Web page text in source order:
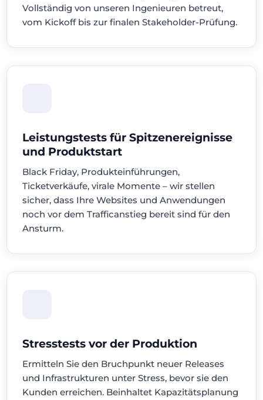
Vollständig von unseren Ingenieuren betreut,
vom Kickoff bis zur finalen Stakeholder-Prüfung.
Leistungstests für Spitzenereignisse
und Produktstart
Black Friday, Produkteinführungen,
Ticketverkäufe, virale Momente – wir stellen
sicher, dass Ihre Websites und Anwendungen
noch vor dem Trafficanstieg bereit sind für den
Ansturm.
Stresstests vor der Produktion
Ermitteln Sie den Bruchpunkt neuer Releases
und Infrastrukturen unter Stress, bevor sie den
Kunden erreichen. Beinhaltet Kapazitätsplanung